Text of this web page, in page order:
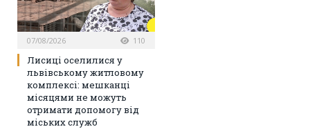
07/08/2026 110
Лисиці оселилися у
львівському житловому
комплексі: мешканці
місяцями не можуть
отримати допомогу від
міських служб